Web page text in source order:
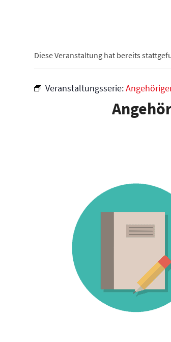
Diese Veranstaltung hat bereits
Veranstaltungsserie: